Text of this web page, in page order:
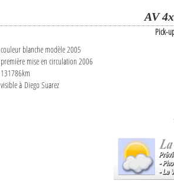
AV
Pick-
couleur blanche modèle 2005
première mise en circulation 2006
131786km
visible à Diego Suarez